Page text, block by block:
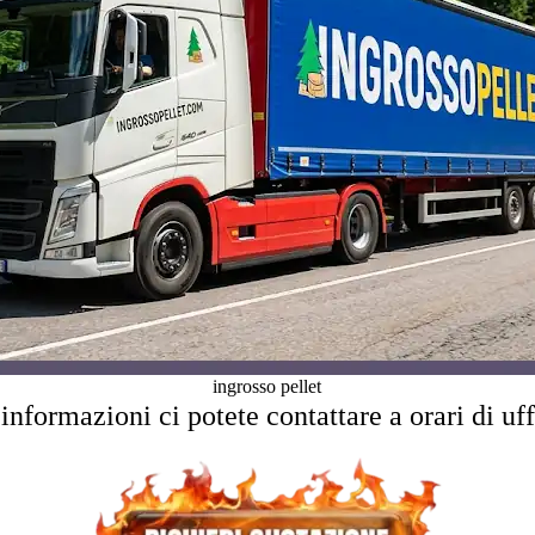
ingrosso pellet
ci potete contattare a orari di